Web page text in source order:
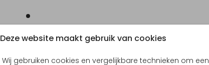
Deze website maakt gebruik van cookies
Wij gebruiken cookies en vergelijkbare technieken om een